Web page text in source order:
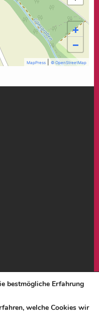
+
−
MapPress © OpenStreetMap
bestmögliche Erfahrung
welche Cookies wir